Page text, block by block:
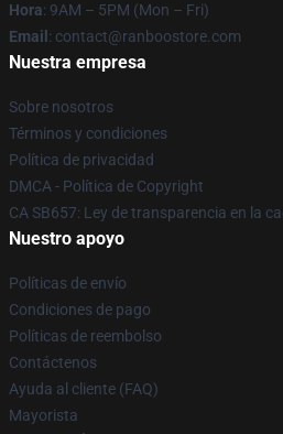
Hora: 9AM – 5PM (Mon – Fri)
Email : contact@ranboostore.com
Nuestra empresa
Sobre nosotros
Términos y condiciones
Política de privacidad
DMCA - Política de Copyright
CA SB657: Ley de transparencia en la
Nuestro apoyo
Políticas de envío
Condiciones de pago
Políticas de reembolso
Contáctenos
Ayuda al cliente (FAQ)
Mayorista